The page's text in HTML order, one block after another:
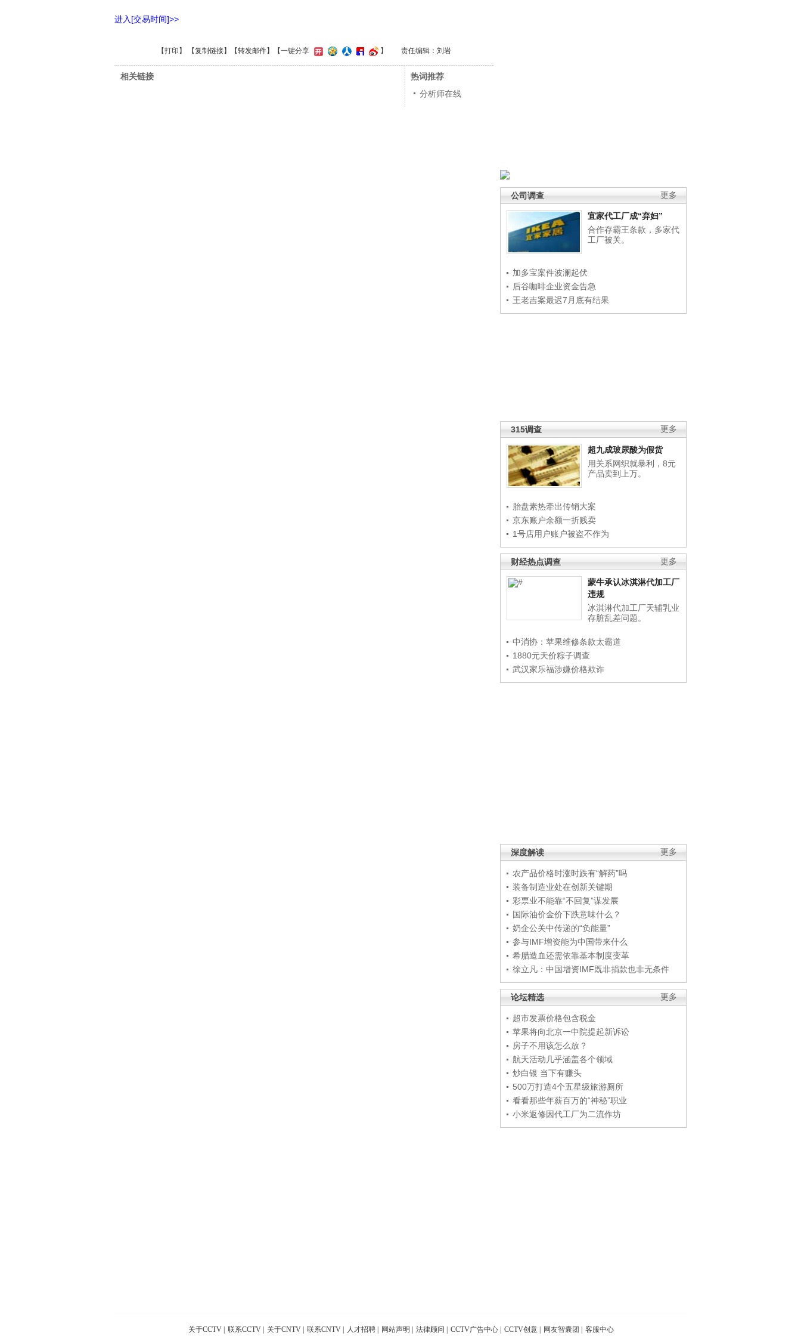
更多
公司调查
宜家代工厂成“弃妇”
合作存霸王条款，多家代
工厂被关。
加多宝案件波澜起伏
后谷咖啡企业资金告急
王老吉案最迟7月底有结果
更多
315调查
超九成玻尿酸为假货
用关系网织就暴利，8元
产品卖到上万。
胎盘素热牵出传销大案
京东账户余额一折贱卖
1号店用户账户被盗不作为
更多
财经热点调查
蒙牛承认冰淇淋代加工厂
违规
冰淇淋代加工厂天辅乳业
存脏乱差问题。
中消协：苹果维修条款太霸道
1880元天价粽子调查
武汉家乐福涉嫌价格欺诈
更多
深度解读
农产品价格时涨时跌有“解药”吗
装备制造业处在创新关键期
彩票业不能靠“不回复”谋发展
国际油价金价下跌意味什么？
奶企公关中传递的“负能量”
参与IMF增资能为中国带来什么
希腊造血还需依靠基本制度变革
徐立凡：中国增资IMF既非捐款也非无条件
更多
论坛精选
超市发票价格包含税金
苹果将向北京一中院提起新诉讼
房子不用该怎么放？
航天活动几乎涵盖各个领域
炒白银 当下有赚头
500万打造4个五星级旅游厕所
看看那些年薪百万的“神秘”职业
小米返修因代工厂为二流作坊
进入[交易时间]>>
【打印 】 【复制链接】【转发邮件】 【一键分享 】 责任编辑：刘岩
相关链接
热词推荐
分析师在线
关于CCTV 联系CCTV 关于CNTV 联系CNTV 人才招聘 网站声明 法律顾问 CCTV广告中心 CCTV创意 网友智囊团 客服中心